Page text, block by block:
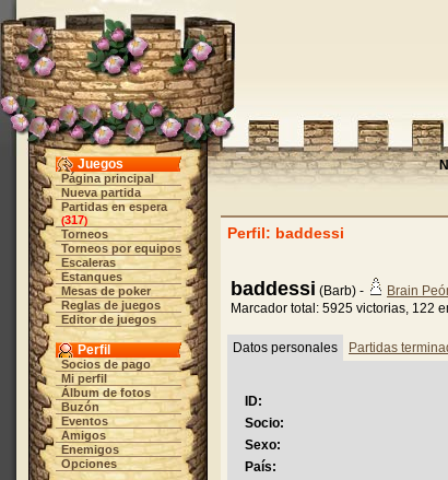
Juegos
Página principal
Nueva partida
Partidas en espera
(317)
Torneos
Torneos por equipos
Escaleras
Estanques
Mesas de poker
Reglas de juegos
Editor de juegos
Perfil
Socios de pago
Mi perfil
Álbum de fotos
Buzón
Eventos
Amigos
Enemigos
Opciones
Perfil: baddessi
baddessi (Barb) - Brain
Marcador total: 5925 victorias, 122
Datos personales Partidas
ID:
Socio:
Sexo:
País: